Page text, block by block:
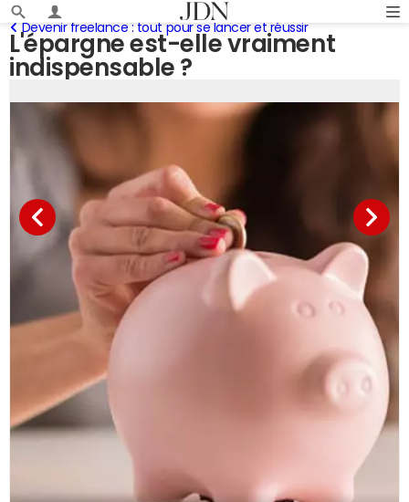
L'épargne est-elle vraiment
indispensable ?
Devenir freelance : tout pour se lancer et réussir